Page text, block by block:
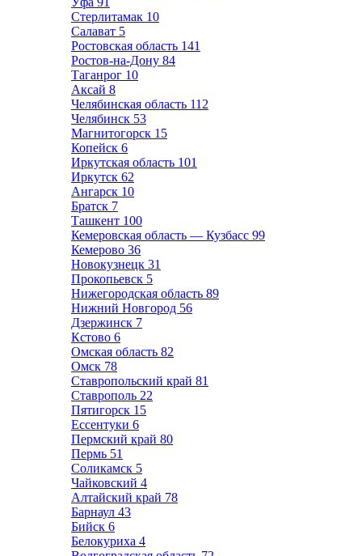
Стерлитамак 10
Салават 5
Ростовская область 141
Ростов-на-Дону 84
Таганрог 10
Аксай 8
Челябинская область 112
Челябинск 53
Магнитогорск 15
Копейск 6
Иркутская область 101
Иркутск 62
Ангарск 10
Братск 7
Ташкент 100
Кемеровская область — Кузбасс 99
Кемерово 36
Новокузнецк 31
Прокопьевск 5
Нижегородская область 89
Нижний Новгород 56
Дзержинск 7
Кстово 6
Омская область 82
Омск 78
Ставропольский край 81
Ставрополь 22
Пятигорск 15
Ессентуки 6
Пермский край 80
Пермь 51
Соликамск 5
Чайковский 4
Алтайский край 78
Барнаул 43
Бийск 6
Белокуриха 4